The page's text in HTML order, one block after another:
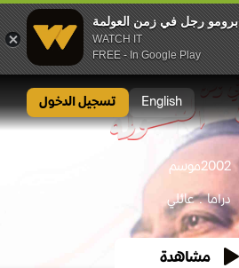
برومو رجل في زمن العولمة
WATCH IT
FREE - In Google Play
English تسجيل الدخول
2002موسم
دراما عائلي
مشاهدة